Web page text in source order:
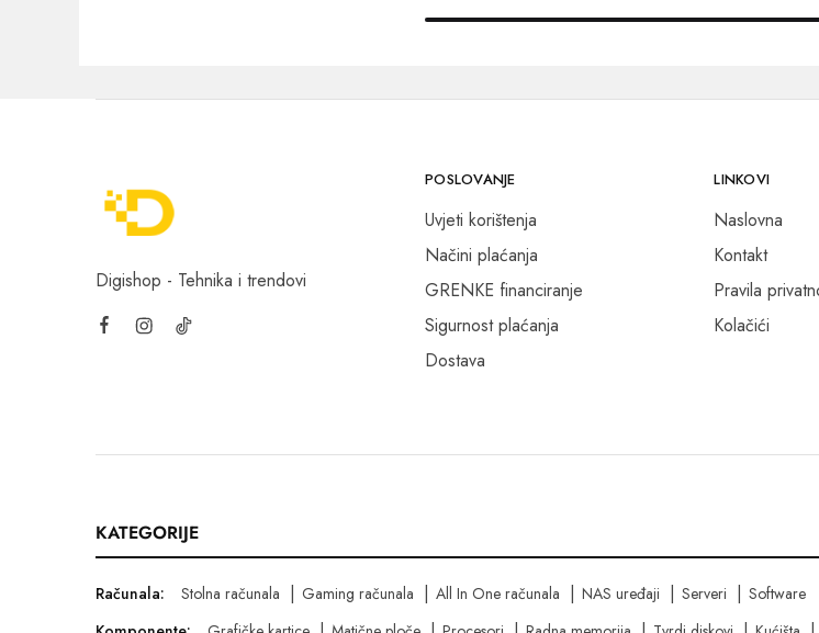
Digishop - Tehnika i trendovi
POSLOVANJE
Uvjeti korištenja
Načini plaćanja
GRENKE financiranje
Sigurnost plaćanja
Dostava
LINKOVI
Naslovna
Kontakt
Pravila
Kolačići
KATEGORIJE
Računala: Stolna računala Gaming računala All In One računala NAS uređaji Serveri
Software